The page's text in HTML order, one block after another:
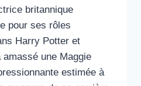
britannique
pour ses rôles
Harry Potter et
amassé une Maggie
estimée à